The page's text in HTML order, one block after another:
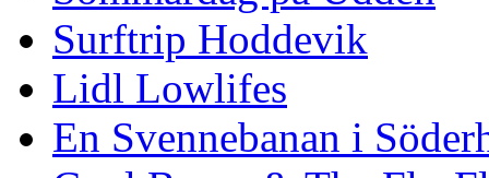
Surftrip Hoddevik
Lidl Lowlifes
En Svennebanan i